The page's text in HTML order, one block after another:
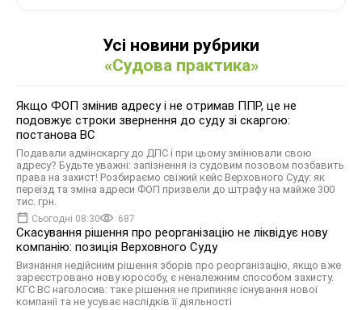
Усі новини рубрики
«Судова практика»
Якщо ФОП змінив адресу і не отримав ППР, це не
подовжує строки звернення до суду зі скаргою:
постанова ВС
Подавали адмінскаргу до ДПС і при цьому змінювали свою
адресу? Будьте уважні: запізнення із судовим позовом позбавить
права на захист! Розбираємо свіжий кейс Верховного Суду: як
переїзд та зміна адреси ФОП призвели до штрафу на майже 300
тис. грн.
Сьогодні 08:30 687
Скасування рішення про реорганізацію не ліквідує нову
компанію: позиція Верховного Суду
Визнання недійсним рішення зборів про реорганізацію, якщо вже
зареєстровано нову юрособу, є неналежним способом захисту.
КГС ВС наголосив: таке рішення не припиняє існування нової
компанії та не усуває наслідків її діяльності